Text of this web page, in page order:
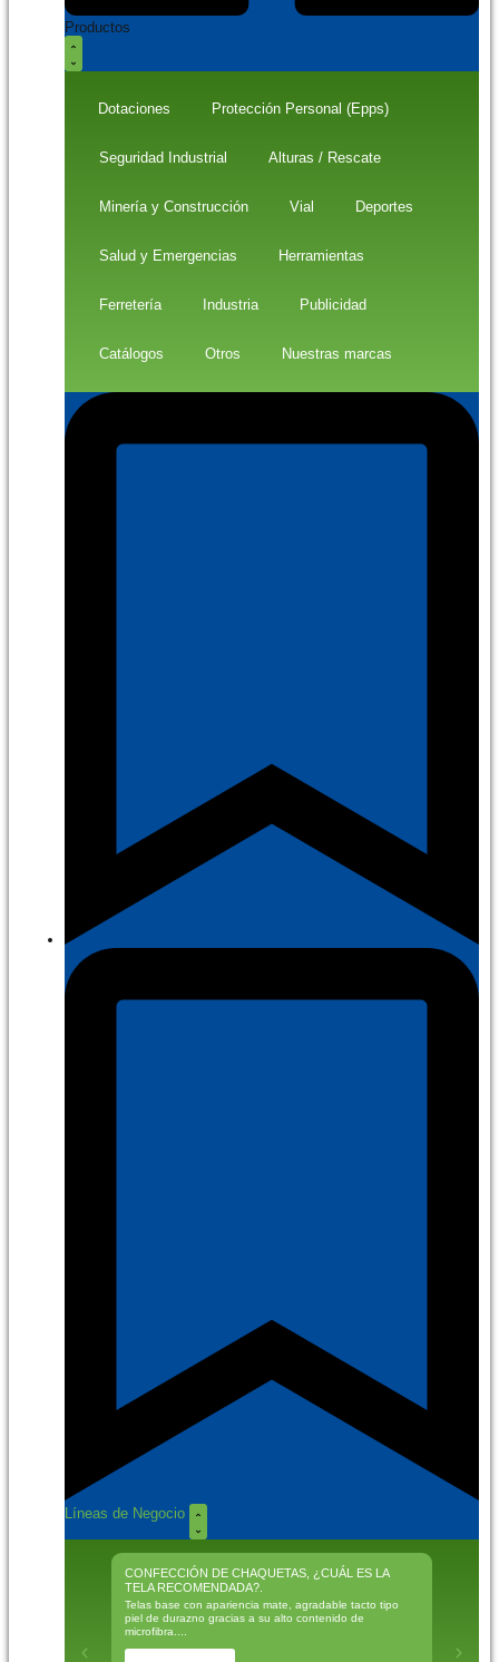
Productos
Dotaciones Protección Personal (Epps)
Seguridad Industrial Alturas / Rescate
Minería y Construcción Vial Deportes
Salud y Emergencias Herramientas
Ferretería Industria Publicidad
Catálogos Otros Nuestras marcas
Líneas de Negocio
CONFECCIÓN DE CHAQUETAS, ¿CUÁL ES LA
TELA RECOMENDADA?.
Telas base con apariencia mate, agradable tacto tipo
piel de durazno gracias a su alto contenido de
microfibra....